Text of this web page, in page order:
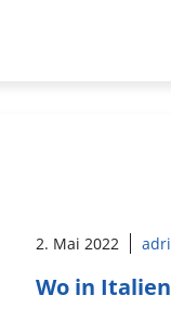
2. Mai 2022
Wo in